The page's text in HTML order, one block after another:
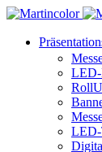
LED-
LED-